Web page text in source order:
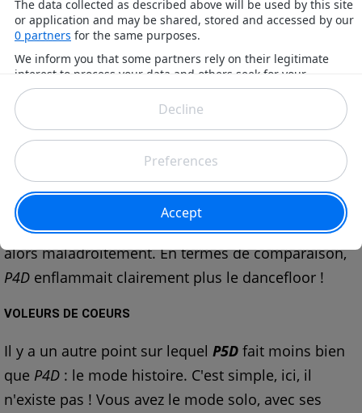
pas toutes très entraînantes ! Des remix sont bien
évidemment proposés, mais la plupart se payent le
luxe d'avoir un tempo moins élevé que la chanson
originale, un comble ! Les mélodies les plus
enjouées sont celles qui n'ont pas été modifiées,
posées telles quelles depuis le jeu d'origine. Les
versions live et les clips plus élaborés s'en sortent
un peu mieux, mais la playlist deP5D n'est
clairement pas la plus flamboyante qui soit,
puisqu'elle ne propose pas vraiment d'audace, ou
alors maladroitement. En termes de comparaison,
P4D enflammait clairement plus le dancefloor !
VOLEURS DE COEURS
Il y a un autre point sur lequel P5D fait moins bien
que P4D : le mode histoire. C'est simple, ici, il
n'existe pas ! Vous avez le mode solo, avec ses